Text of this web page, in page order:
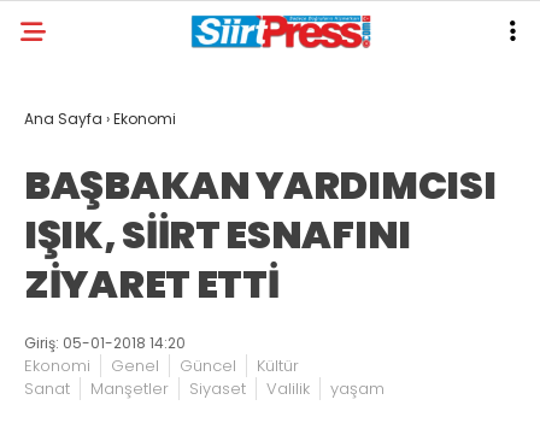
Ana Sayfa ›Ekonomi
BAŞBAKAN YARDIMCISI
IŞIK, SİİRT ESNAFINI
ZİYARET ETTİ
Giriş: 05-01-2018 14:20
Ekonomi Genel Güncel
Kültür
Sanat
Manşetler Siyaset Valilik yaşam